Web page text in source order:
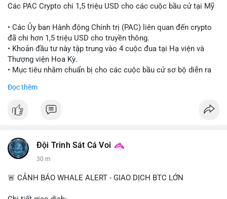
Các PAC Crypto chi 1,5 triệu USD cho các cuộc bầu cử tại Mỹ
• Các Ủy ban Hành động Chính trị (PAC) liên quan đến crypto
đã chi hơn 1,5 triệu USD cho truyền thông.
• Khoản đầu tư này tập trung vào 4 cuộc đua tại Hạ viện và
Thượng viện Hoa Kỳ.
• Mục tiêu nhằm chuẩn bị cho các cuộc bầu cử sơ bộ diễn ra
#vlikevn #titanbot
Đọc thêm
Đội Trinh Sát Cá Voi
30 m
🚨 CẢNH BÁO WHALE ALERT - GIAO DỊCH BTC LỚN